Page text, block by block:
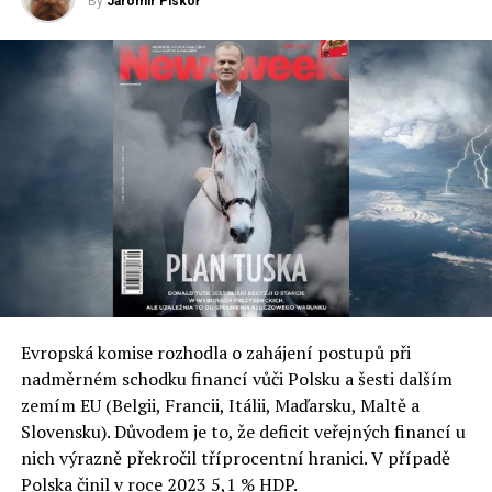
60 % do roku 2030 (ze současných více než 80 procent).
V roce 2018 dosáhla spotřeba elektřiny v Polsku nejvyšší
úrovně v historii, téměř 171 TWh. 49,84 % energie
pochází z černého uhlí, 30 % z hnědého uhlí, 7 % z
pobřežních větrných farem a 13,16 % procenta z jiných
zdrojů. Návrh polské národní energetické politiky
předpokládá, že první větrná farma na moři bude
postavena po roce 2025. V roce 2030 mají mít farmy
kapacitu 4,6 GW a v roce 2040 má pocházet 10,3 GW
energie z pobřežních vod. Ministerstvo námořnictví a
vnitrozemské plavby uvádí, že potenciál větrné energie
v Baltském moři je 14 GW.
na moři Polenergia a PGE, které jsou ve svých projektech
nejdál. Zájem projevují i další společnosti, včetně PKN
Orlen a Tauron. Investoři dnes rozhodují o umístění v
oblasti 1,2 tisíce km2. Pro rozvoj pobřežní větrné
energie na základě druhé verze plánu rozvoje Baltského
Evropská komise rozhodla o zahájení postupů při
nadměrném schodku financí vůči Polsku a šesti dalším
zemím EU (Belgii, Francii, Itálii, Maďarsku, Maltě a
Slovensku). Důvodem je to, že deficit veřejných financí u
nich výrazně překročil tříprocentní hranici. V případě
Polska činil v roce 2023 5,1 % HDP.